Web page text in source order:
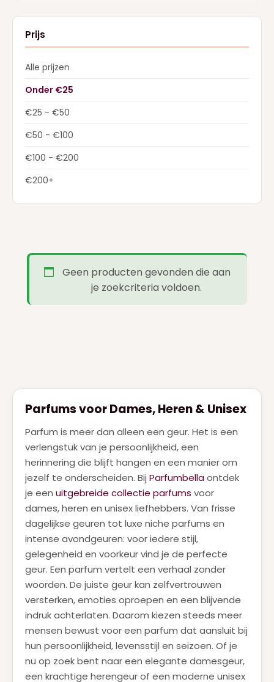
CHLOE
DIOR
HERMES(3)
HUGO BOSS
JEAN PAUL GAULTIER
KENZO(1)
KILIAN (2)
LANCOME(9)
LATAFFA (1)
MARC JACOBS (2)
MUGLER(1)
MUGLER ALIEN GODDESS(7)
NARCISO RODRIGUEZ(5)
NEJMA(1)
PACO RABANNE(14)
PRADA(6)
RALPH LAUREN(2)
Prijs
Alle prijzen
Onder €25
€25 - €50
€50 - €100
€100 - €200
€200+
Geen producten gevonden die aan
je zoekcriteria voldoen.
Parfums voor Dames, Heren & Unisex
Parfum is meer dan alleen een geur. Het is een
verlengstuk van je persoonlijkheid, een
herinnering die blijft hangen en een manier om
jezelf te onderscheiden. Bij Parfumbellaontdek
je een uitgebreide collectie parfums voor
dames, heren en unisex liefhebbers. Van frisse
dagelijkse geuren tot luxe niche parfums en
intense avondgeuren: voor iedere stijl,
gelegenheid en voorkeur vind je de perfecte
geur. Een parfum vertelt een verhaal zonder
woorden. De juiste geur kan zelfvertrouwen
versterken, emoties oproepen en een blijvende
indruk achterlaten. Daarom kiezen steeds meer
mensen bewust voor een parfum dat aansluit bij
hun persoonlijkheid, levensstijl en seizoen. Of je
nu op zoek bent naar een elegante damesgeur,
een krachtige herengeur of een moderne unisex